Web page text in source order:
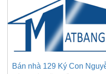
Bán nhà 129 Ký Con